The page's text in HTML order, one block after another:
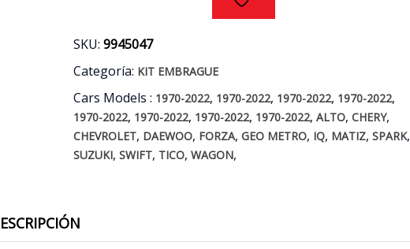
AÑOS
cantidad
SKU:9945047
Categoría: KIT EMBRAGUE
Cars Models : 1970-2022, 1970-2022, 1970-2022, 1970-2022,
1970-2022, 1970-2022, 1970-2022, 1970-2022,ALTO,CHERY,
CHEVROLET, DAEWOO, FORZA,GEO METRO, IQ, MATIZ,SPARK,
SUZUKI,SWIFT, TICO,WAGON,